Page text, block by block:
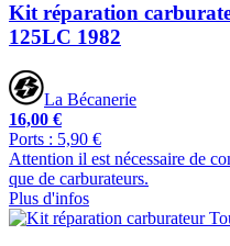
Kit réparation
125LC 1982
La Bécanerie
16,00 €
Ports : 5,90 €
Attention il est nécessaire de
que de carburateurs.
Plus d'infos